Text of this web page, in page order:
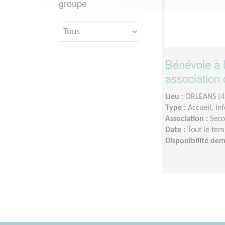
groupe
Bénévole à
association
Lieu : ORLEANS
Type : Accueil,
Association :
Date :
Tout le
Disponibilité